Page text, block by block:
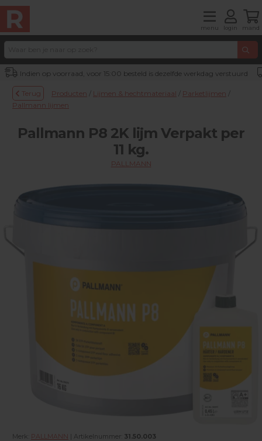
menu login mand
Indien op voorraad, voor 15:00 besteld is dezelfde werkdag verstuurd
Terug Producten / Lijmen & hechtmateriaal / Parketlijmen /
Pallmann lijmen
Pallmann P8 2K lijm Verpakt per
11 kg.
PALLMANN
Merk: PALLMANN | Artikelnummer: 31.50.003